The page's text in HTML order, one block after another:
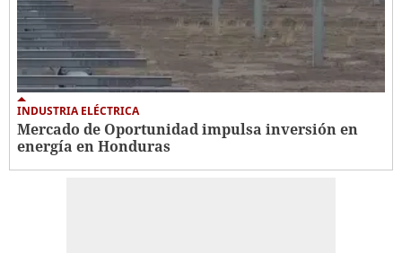
INDUSTRIA ELÉCTRICA
Mercado de Oportunidad impulsa inversión en
energía en Honduras